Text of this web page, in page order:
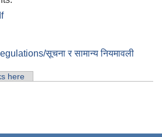
सूचना र सामान्य नियमावली
here